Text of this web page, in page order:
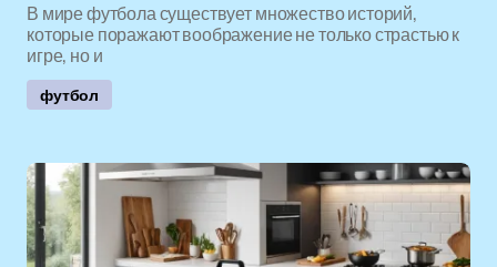
В мире футбола существует множество историй,
которые поражают воображение не только страстью к
игре, но и
футбол